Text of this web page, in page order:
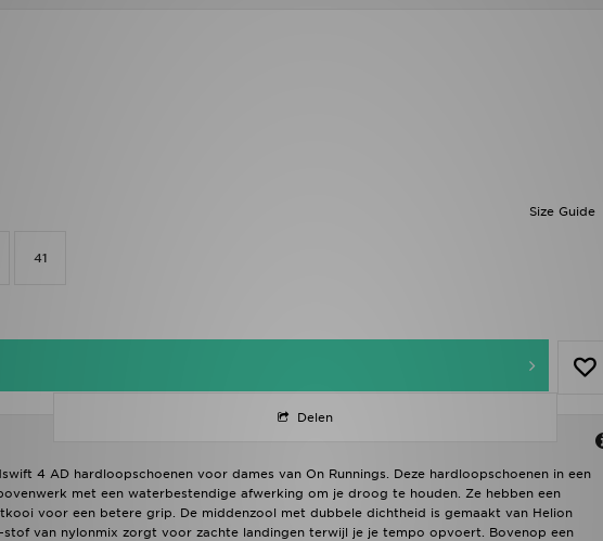
Size Guide
41
Delen
4 AD hardloopschoenen voor dames van On Runnings. Deze hardloopschoenen in een
met een waterbestendige afwerking om je droog te houden. Ze hebben een
voor een betere grip. De middenzool met dubbele dichtheid is gemaakt van Helion
van nylonmix zorgt voor zachte landingen terwijl je je tempo opvoert. Bovenop een